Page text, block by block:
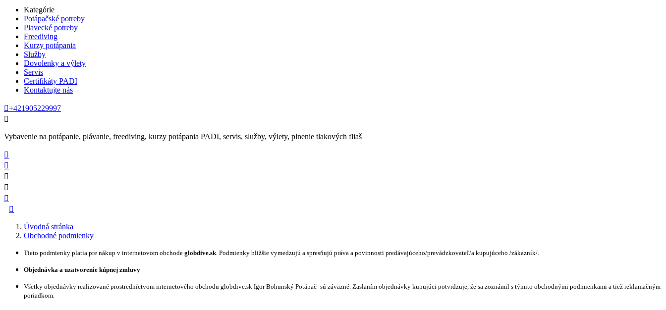
Kategórie
Potápačské potreby
Plavecké potreby
Freediving
Kurzy potápania
Služby
Dovolenky a výlety
Servis
Certifikáty PADI
Kontaktujte nás
+421905229997

Vybavenie na potápanie, plávanie, freediving, kurzy potápania PADI, servis, služby, výlety, plnenie tlakových fliaš






Úvodná stránka
Obchodné podmienky
Tieto podmienky platia pre nákup v internetovom obchode globdive.sk. Podmienky bližšie vymedzujú a spresňujú práva a povinnosti predávajúceho/prevádzkovateľ/a kupujúceho /zákazník/.
Objednávka a uzatvorenie kúpnej zmluvy
Všetky objednávky realizované prostredníctvom internetového obchodu globdive.sk Igor Bohunský Potápač- sú záväzné. Zaslaním objednávky kupujúci potvrdzuje, že sa zoznámil s týmito obchodnými podmienkami a tiež reklamačným
poriadkom.